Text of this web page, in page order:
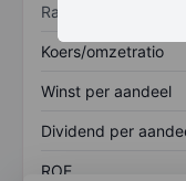
Ratio's
Koers/omzetratio
Winst per aandeel
Dividend per
ROE